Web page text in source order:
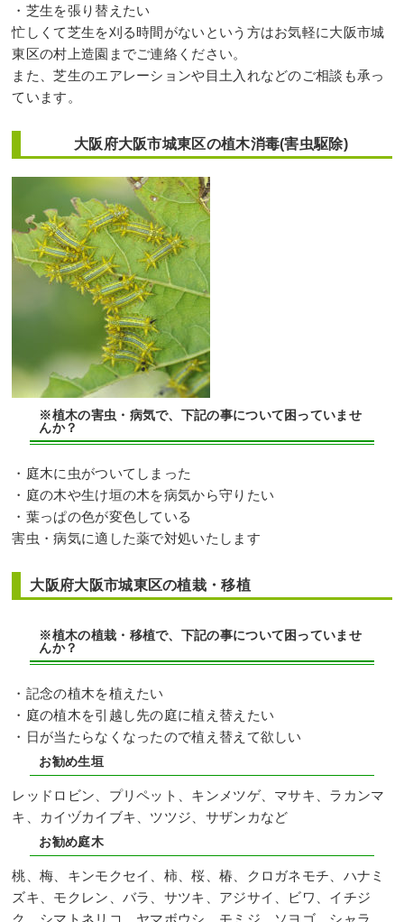
・芝生を張り替えたい
忙しくて芝生を刈る時間がないという方はお気軽に大阪市城
東区の村上造園までご連絡ください。
また、芝生のエアレーションや目土入れなどのご相談も承っ
ています。
大阪府大阪市城東区の植木消毒(害虫駆除)
※植木の害虫・病気で、下記の事について困っていませ
んか？
・庭木に虫がついてしまった
・庭の木や生け垣の木を病気から守りたい
・葉っぱの色が変色している
害虫・病気に適した薬で対処いたします
大阪府大阪市城東区の植栽・移植
※植木の植栽・移植で、下記の事について困っていませ
んか？
・記念の植木を植えたい
・庭の植木を引越し先の庭に植え替えたい
・日が当たらなくなったので植え替えて欲しい
お勧め生垣
レッドロビン、プリペット、キンメツゲ、マサキ、ラカンマ
キ、カイヅカイブキ、ツツジ、サザンカなど
お勧め庭木
桃、梅、キンモクセイ、柿、桜、椿、クロガネモチ、ハナミ
ズキ、モクレン、バラ、サツキ、アジサイ、ビワ、イチジ